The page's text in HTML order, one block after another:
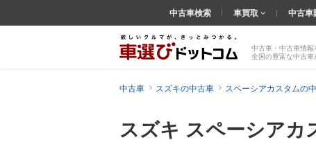
スズキ スペーシアカ
中古車・中古車情報
全国の豊富な中古車
中古車検索 車買取 中古車
中古車 スズキの中古車 スペーシアカスタムの